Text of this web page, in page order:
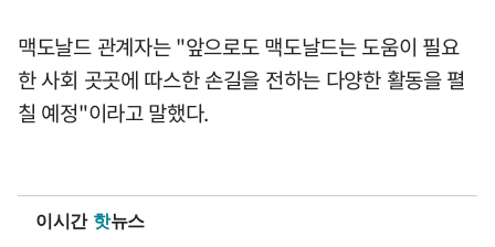
맥도날드 관계자는 "앞으로도 맥도날드는 도움이 필요
한 사회 곳곳에 따스한 손길을 전하는 다양한 활동을 펼
칠 예정"이라고 말했다.
이시간 핫뉴스